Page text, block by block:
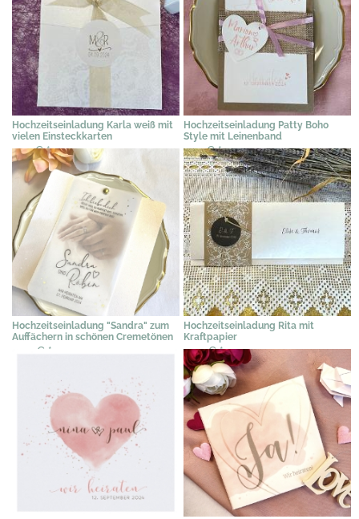
Hochzeitseinladung Karla weiß mit
vielen Einsteckkarten
2,19 €*
Hochzeitseinladung Patty Boho
Style mit Leinenband
2,19 €*
Hochzeitseinladung "Sandra" zum
Auffächern in schönen Cremetönen
2,49 € *
Hochzeitseinladung Rita mit
Kraftpapier
2,49 €*